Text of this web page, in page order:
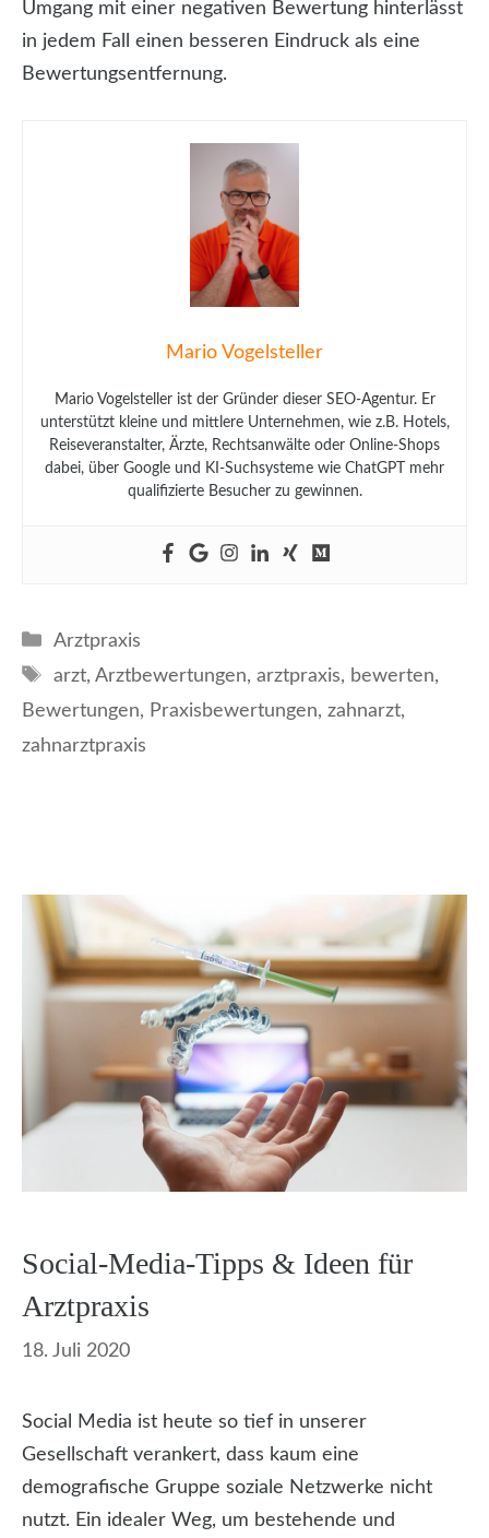
Umgang mit einer negativen Bewertung hinterlässt
in jedem Fall einen besseren Eindruck als eine
Bewertungsentfernung.
Mario Vogelsteller
Mario Vogelsteller ist der Gründer dieser SEO-Agentur. Er
unterstützt kleine und mittlere Unternehmen, wie z.B. Hotels,
Reiseveranstalter, Ärzte, Rechtsanwälte oder Online-Shops
dabei, über Google und KI-Suchsysteme wie ChatGPT mehr
qualifizierte Besucher zu gewinnen.
Kategorien
Arztpraxis
Schlagwörter
arzt, Arztbewertungen, arztpraxis, bewerten,
Bewertungen, Praxisbewertungen, zahnarzt,
zahnarztpraxis
Social-Media-Tipps & Ideen für
Arztpraxis
18. Juli 2020
Social Media ist heute so tief in unserer
Gesellschaft verankert, dass kaum eine
demografische Gruppe soziale Netzwerke nicht
nutzt. Ein idealer Weg, um bestehende und